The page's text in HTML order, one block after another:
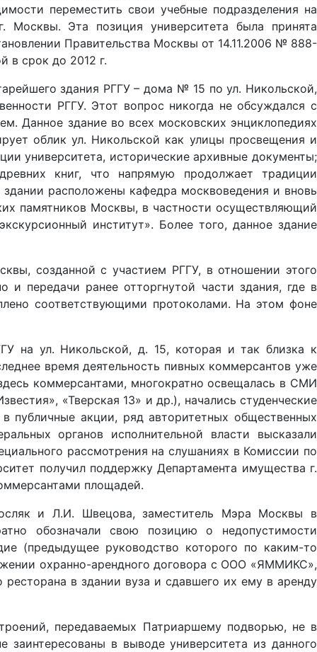
переместить свои учебные подразделения на
Эта позиция университета была принята
Правительства Москвы от 14.11.2006 № 888-
в срок до 2012 г.
здания РГГУ – дома № 15 по ул. Никольской,
РГГУ. Этот вопрос никогда не обсуждался с
Данное здание во всех московских энциклопедиях
облик ул. Никольской как улицы просвещения и
университета, исторические архивные документы;
книг, что напрямую продолжает традиции
расположены кафедра москвоведения и вновь
памятников Москвы, в частности осуществляющий
институт». Более того, данное здание
созданной с участием РГГУ, в отношении этого
и передачи ранее отторгнутой части здания, где в
соответствующими протоколами. На этом фоне
на ул. Никольской, д. 15, которая и так близка к
время деятельность пивных коммерсантов уже
коммерсантами, многократно освещалась в СМИ
«Тверская 13» и др.), начались студенческие
публичные акции, ряд авторитетных общественных
органов исполнительной власти высказали
рассмотрения на слушаниях в Комиссии по
получил поддержку Департамента имущества г.
площадей.
и Л.И. Швецова, заместитель Мэра Москвы в
обозначали свою позицию о недопустимости
(предыдущее руководство которого по каким-то
охранно-арендного договора с ООО «ЯММИКС»,
в здании вуза и сдавшего их ему в аренду
передаваемых Патриаршему подворью, не в
в выводе университета из данного